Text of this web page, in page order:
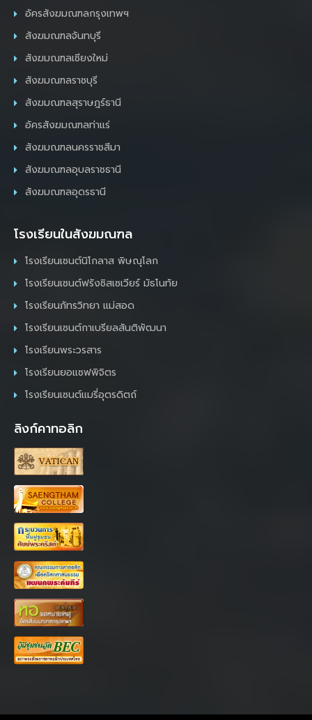
อัครสังฆมณฑลกรุงเทพฯ
สังฆมณฑลจันทบุรี
สังฆมณฑลเชียงใหม่
สังฆมณฑลราชบุรี
สังฆมณฑลสุราษฎร์ธานี
อัครสังฆมณฑลท่าแร่
สังฆมณฑลนครราชสีมา
สังฆมณฑลอุบลราชธานี
สังฆมณฑลอุดรธานี
โรงเรียนในสังฆมณฑล
โรงเรียนเซนต์นิโกลาส พิษณุโลก
โรงเรียนเซนต์ฟรังซิสเซเวียร์ มัธโนทัย
โรงเรียนภัทรวิทยา แม่สอด
โรงเรียนเซนต์กาเบรียลสันติพัฒนา
โรงเรียนพระวรสาร
โรงเรียนยอแซฟพิจิตร
โรงเรียนเซนต์แมรี่อุตรดิตถ์
ลิงก์คาทอลิก